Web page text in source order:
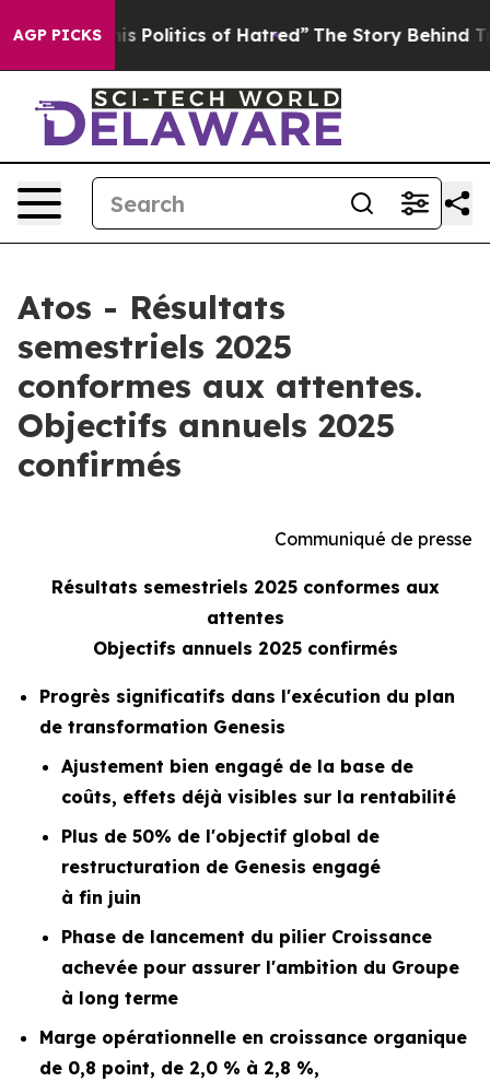
AGP PICKSof Hatred” The Story Behind Trump’s
Atos - Résultats
semestriels 2025
conformes aux attentes.
Objectifs annuels 2025
confirmés
Communiqué de presse
Résultats semestriels 2025 conformes aux
attentes
Objectifs annuels 2025 confirmés
Progrès significatifs dans l'exécution du plan
de transformation Genesis
Ajustement bien engagé de la base de
coûts, effets déjà visibles sur la rentabilité
Plus de 50% de l'objectif global de
restructuration de Genesis engagé
à fin juin
Phase de lancement du pilier Croissance
achevée pour assurer l'ambition du Groupe
à long terme
Marge opérationnelle en croissance organique
de 0,8 point, de 2,0 % à 2,8 %,